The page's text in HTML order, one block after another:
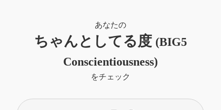
あなたの
ちゃんとしてる度 (BIG5
Conscientiousness)
をチェック